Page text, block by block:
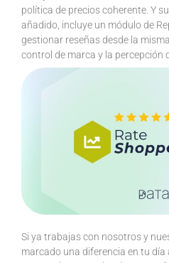
política de precios coherente. Y
añadido, incluye un módulo de
gestionar reseñas desde la
control de marca y la percepción
Si ya trabajas con nosotros y
marcado una diferencia en tu día